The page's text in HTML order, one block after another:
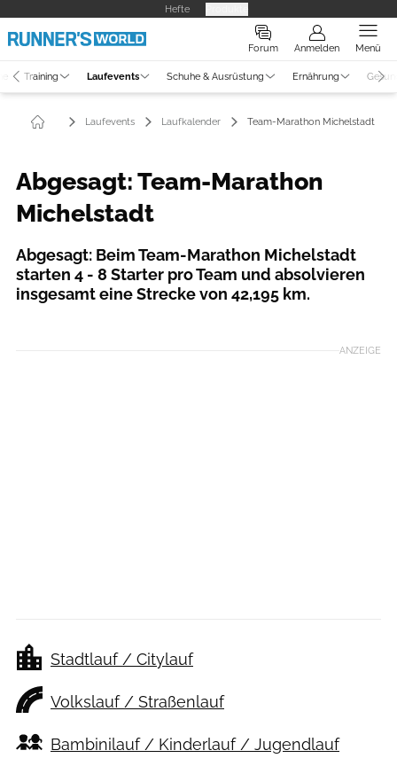
Hefte
Forum Anmelden Menü
Training Laufevents Schuhe & Ausrüstung Ernährung
Laufevents Laufkalender Team-Marathon Michelstadt
Abgesagt: Team-Marathon
Michelstadt
Abgesagt: Beim Team-Marathon Michelstadt
starten 4 - 8 Starter pro Team und absolvieren
insgesamt eine Strecke von 42,195 km.
ANZEIGE
Stadtlauf / Citylauf
Volkslauf / Straßenlauf
Bambinilauf / Kinderlauf / Jugendlauf